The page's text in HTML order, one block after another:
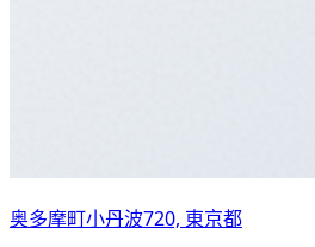
奥多摩町小丹波720, 東京都